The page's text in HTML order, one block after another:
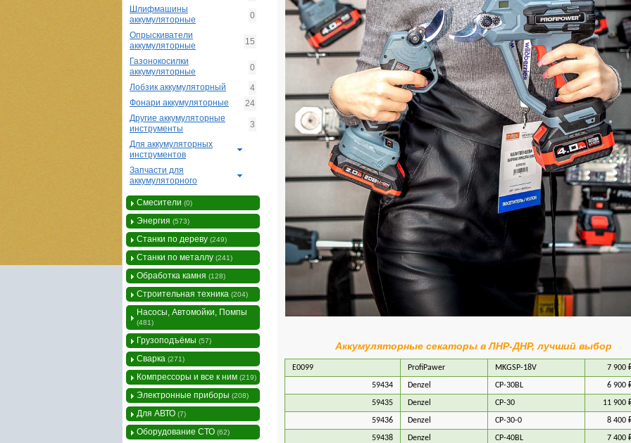
Аккумуляторные секаторы в ЛНР-ДНР, лучший выбор
Е0099 ProfiPawer MKGSP-18V 7 900
59434 Denzel CP-30BL 6 900
59435 Denzel CP-30 11 900
59436 Denzel CP-30-0 8 400
59438 Denzel CP-40BL 7 400
Шлифмашины
аккумуляторные
0
Опрыскиватели
аккумуляторные
15
Газонокосилки
аккумуляторные
0
Лобзик аккумуляторный
4
Фонари аккумуляторные
24
Другие аккумуляторные
инструменты
3
Для аккумуляторных
инструментов
Запчасти для
аккумуляторного
Смесители (0)
Энергия (573)
Станки по дереву (249)
Станки по металлу (241)
Обработка камня (128)
Строительная техника (204)
Насосы, Автомойки, Помпы
(481)
Грузоподъёмы (57)
Сварка (271)
Компрессоры и все к ним (219)
Электронные приборы (208)
Для АВТО (7)
Оборудование СТО (62)